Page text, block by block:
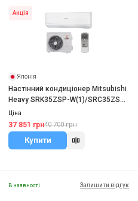
Акція
Японія
Настінний кондиціонер Mitsubishi
Heavy SRK35ZSP-W(1)/SRC35ZSP-
W(1)
Ціна
37 851 грн40 700 грн
Купити
В наявності Залишити відгук